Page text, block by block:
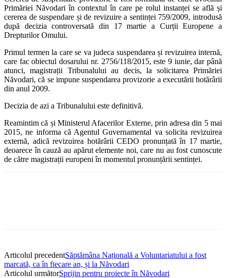
Primăriei Năvodari în contextul în care pe rolul instanței se află și
cererea de suspendare și de revizuire a sentinței 759/2009, introdusă
după decizia controversată din 17 martie a Curții Europene a
Drepturilor Omului.
Primul termen la care se va judeca suspendarea și revizuirea internă,
care fac obiectul dosarului nr. 2756/118/2015, este 9 iunie, dar până
atunci, magistrații Tribunalului au decis, la solicitarea Primăriei
Năvodari, că se impune suspendarea provizorie a executării hotărârii
din anul 2009.
Decizia de azi a Tribunalului este definitivă.
Reamintim că și Ministerul Afacerilor Externe, prin adresa din 5 mai
2015, ne informa că Agentul Guvernamental va solicita revizuirea
externă, adică revizuirea hotărârii CEDO pronunțată în 17 martie,
deoarece în cauză au apărut elemente noi, care nu au fost cunoscute
de către magistrații europeni în momentul pronunțării sentinței.
Articolul precedentSăptămâna Națională a Voluntariatului a fost
marcată, ca în fiecare an, și la Năvodari
Articolul următorSprijin pentru proiecte în Năvodari